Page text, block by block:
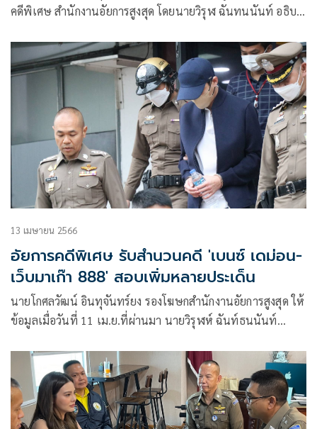
คดีพิเศษ สำนักงานอัยการสูงสุด โดยนายวิรุฬ ฉันทนนันท์ อธิบดี
หมายเลขดำ อ. 1140 / 2566 ต่อศาลอาญา
13 เมษายน 2566
อัยการคดีพิเศษ รับสำนวนคดี 'เบนซ์ เดม่อน-
เว็บมาเก๊า 888' สอบเพิ่มหลายประเด็น
นายโกศลวัฒน์ อินทุจันทร์ยง รองโฆษกสำนักงานอัยการสูงสุด ให้
ข้อมูลเมื่อวันที่ 11 เม.ย.ที่ผ่านมา นายวิรุฬห์ ฉันท์ธนนันท์